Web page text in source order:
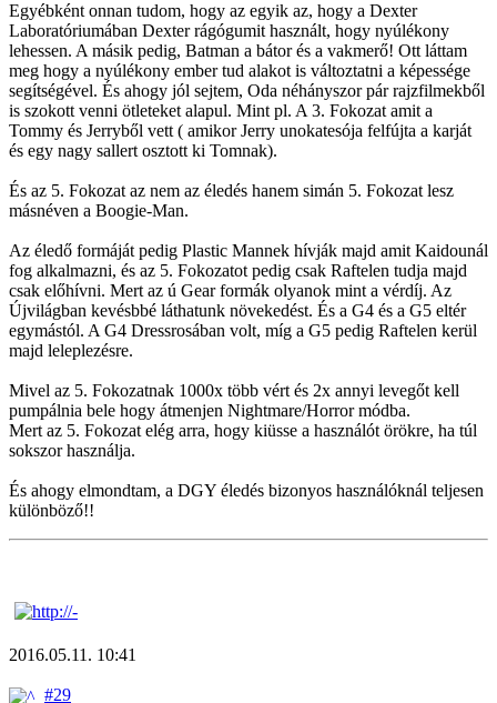
Egyébként onnan tudom, hogy az egyik az, hogy a Dexter
Laboratóriumában Dexter rágógumit használt, hogy nyúlékony
lehessen. A másik pedig, Batman a bátor és a vakmerő! Ott láttam
meg hogy a nyúlékony ember tud alakot is változtatni a képessége
segítségével. És ahogy jól sejtem, Oda néhányszor pár rajzfilmekből
is szokott venni ötleteket alapul. Mint pl. A 3. Fokozat amit a
Tommy és Jerryből vett ( amikor Jerry unokatesója felfújta a karját
és egy nagy sallert osztott ki Tomnak).
És az 5. Fokozat az nem az éledés hanem simán 5. Fokozat lesz
másnéven a Boogie-Man.
Az éledő formáját pedig Plastic Mannek hívják majd amit Kaidounál
fog alkalmazni, és az 5. Fokozatot pedig csak Raftelen tudja majd
csak előhívni. Mert az ú Gear formák olyanok mint a vérdíj. Az
Újvilágban kevésbbé láthatunk növekedést. És a G4 és a G5 eltér
egymástól. A G4 Dressrosában volt, míg a G5 pedig Raftelen kerül
majd leleplezésre.
Mivel az 5. Fokozatnak 1000x több vért és 2x annyi levegőt kell
pumpálnia bele hogy átmenjen Nightmare/Horror módba.
Mert az 5. Fokozat elég arra, hogy kiüsse a használót örökre, ha túl
sokszor használja.
És ahogy elmondtam, a DGY éledés bizonyos használóknál teljesen
különböző!!
2016.05.11. 10:41
#29